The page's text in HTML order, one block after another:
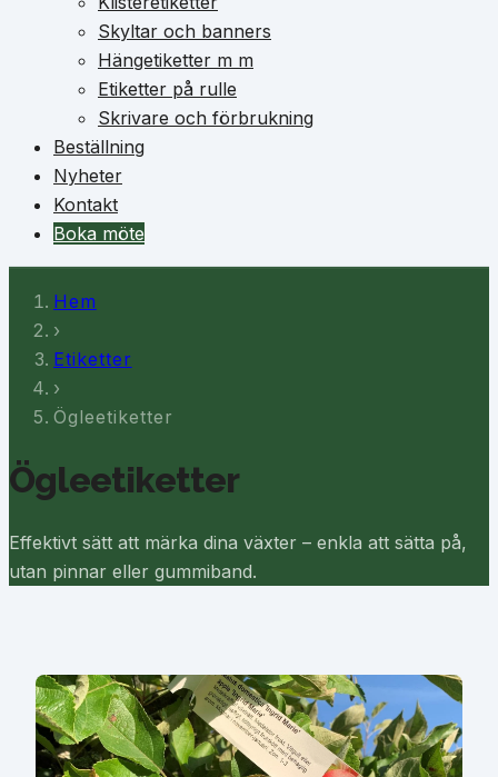
Skyltar och banners
Hängetiketter m m
Etiketter på rulle
Skrivare och förbrukning
Beställning
Nyheter
Kontakt
Boka möte
Hem
›
Etiketter
›
Ögleetiketter
Ögleetiketter
Effektivt sätt att märka dina växter – enkla att sätta på,
utan pinnar eller gummiband.